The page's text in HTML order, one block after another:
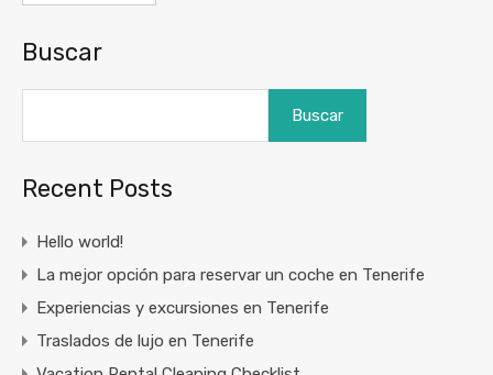
Buscar
Buscar
Recent Posts
Hello world!
La mejor opción para reservar un coche en Tenerife
Experiencias y excursiones en Tenerife
Traslados de lujo en Tenerife